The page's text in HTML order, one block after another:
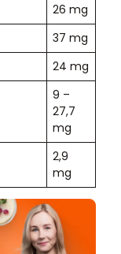
26 mg
37 mg
24 mg
9 –
27,7
mg
2,9
mg